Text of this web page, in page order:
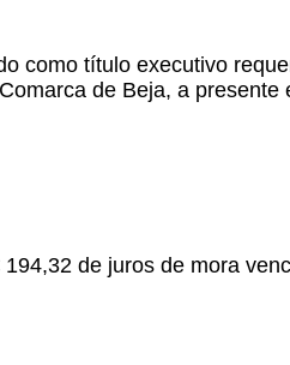
como título executivo
de Beja, a presente
de juros de mora